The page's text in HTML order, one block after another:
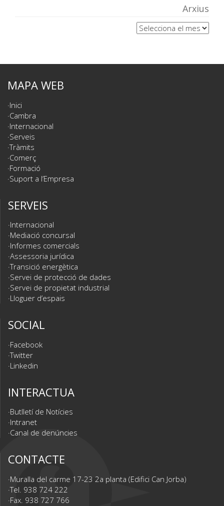
Arxius
Arxius
MAPA WEB
Inici
Cambra
Internacional
Serveis
Tràmits
Comerç
Formació
Suport a l’Empresa
SERVEIS
Internacional
Mediació concursal
Informes comercials
Assessoria jurídica
Transició energètica
Servei de protecció de dades
Servei de propietat industrial
Lloguer d’espais
SOCIAL
Facebook
Twitter
Linkedin
INTERACTUA
Butlletí de Notícies
Intranet
Canal de denúncies
CONTACTE
Muralla del carme 17-23 2a planta (Edifici Can Jorba)
Tel. 938 724 222
Fax. 938 727 766